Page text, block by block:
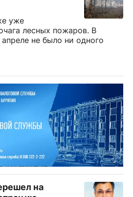
уже
лесных пожаров. В
не было ни одного
на